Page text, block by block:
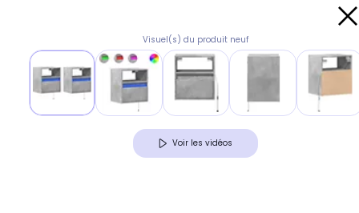
Visuel(s) du produit neuf
Voir les vidéos